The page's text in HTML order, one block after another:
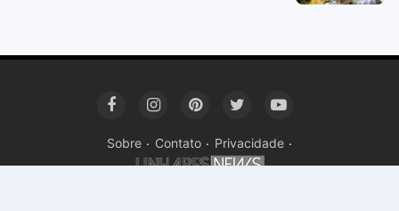
Sobre Contato Privacidade